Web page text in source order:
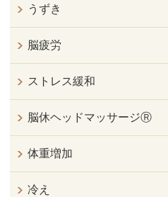
うずき
脳疲労
ストレス緩和
脳休ヘッドマッサージⓇ
体重増加
冷え